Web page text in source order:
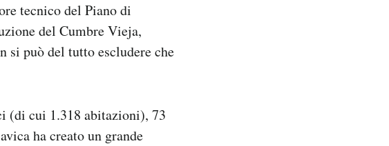
tecnico del Piano di
del Cumbre Vieja,
si può del tutto escludere che
(di cui 1.318 abitazioni), 73
ha creato un grande